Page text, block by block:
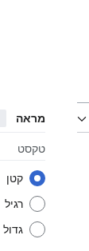
מראה
טקסט
קטן
רגיל
גדול